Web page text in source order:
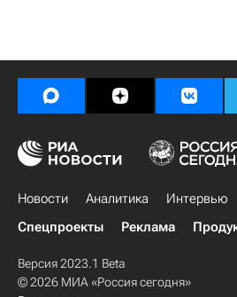
Новости Аналитика Интервью
Спецпроекты
Реклама
Версия 2023.1 Beta
© 2026 МИА «Россия сегодня»